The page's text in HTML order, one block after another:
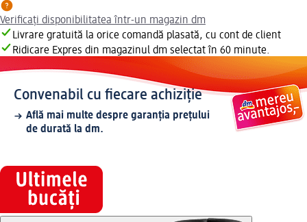
Verificați disponibilitatea într-un magazin dm
Livrare gratuită la orice comandă plasată, cu cont de client
Ridicare Expres din magazinul dm selectat în 60 minute.
Convenabil cu fiecare achiziție
Află mai multe despre garanția prețului
de durată la dm.